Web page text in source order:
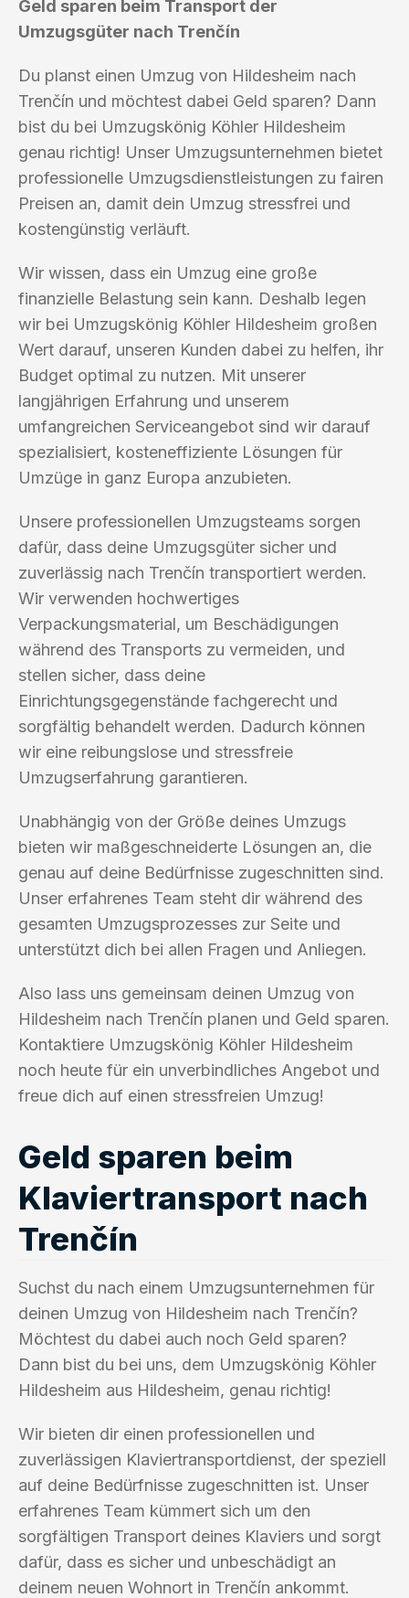
Geld sparen beim Transport der
Umzugsgüter nach Trenčín
Du planst einen Umzug von Hildesheim nach
Trenčín und möchtest dabei Geld sparen? Dann
bist du bei Umzugskönig Köhler Hildesheim
genau richtig! Unser Umzugsunternehmen bietet
professionelle Umzugsdienstleistungen zu fairen
Preisen an, damit dein Umzug stressfrei und
kostengünstig verläuft.
Wir wissen, dass ein Umzug eine große
finanzielle Belastung sein kann. Deshalb legen
wir bei Umzugskönig Köhler Hildesheim großen
Wert darauf, unseren Kunden dabei zu helfen, ihr
Budget optimal zu nutzen. Mit unserer
langjährigen Erfahrung und unserem
umfangreichen Serviceangebot sind wir darauf
spezialisiert, kosteneffiziente Lösungen für
Umzüge in ganz Europa anzubieten.
Unsere professionellen Umzugsteams sorgen
dafür, dass deine Umzugsgüter sicher und
zuverlässig nach Trenčín transportiert werden.
Wir verwenden hochwertiges
Verpackungsmaterial, um Beschädigungen
während des Transports zu vermeiden, und
stellen sicher, dass deine
Einrichtungsgegenstände fachgerecht und
sorgfältig behandelt werden. Dadurch können
wir eine reibungslose und stressfreie
Umzugserfahrung garantieren.
Unabhängig von der Größe deines Umzugs
bieten wir maßgeschneiderte Lösungen an, die
genau auf deine Bedürfnisse zugeschnitten sind.
Unser erfahrenes Team steht dir während des
gesamten Umzugsprozesses zur Seite und
unterstützt dich bei allen Fragen und Anliegen.
Also lass uns gemeinsam deinen Umzug von
Hildesheim nach Trenčín planen und Geld sparen.
Kontaktiere Umzugskönig Köhler Hildesheim
noch heute für ein unverbindliches Angebot und
freue dich auf einen stressfreien Umzug!
Geld sparen beim
Klaviertransport nach
Trenčín
Suchst du nach einem Umzugsunternehmen für
deinen Umzug von Hildesheim nach Trenčín?
Möchtest du dabei auch noch Geld sparen?
Dann bist du bei uns, dem Umzugskönig Köhler
Hildesheim aus Hildesheim, genau richtig!
Wir bieten dir einen professionellen und
zuverlässigen Klaviertransportdienst, der speziell
auf deine Bedürfnisse zugeschnitten ist. Unser
erfahrenes Team kümmert sich um den
sorgfältigen Transport deines Klaviers und sorgt
dafür, dass es sicher und unbeschädigt an
deinem neuen Wohnort in Trenčín ankommt.